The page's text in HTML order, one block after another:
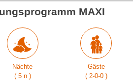
MAXI
Nächte
( 5 n )
Gäste
( 2-0-0 )